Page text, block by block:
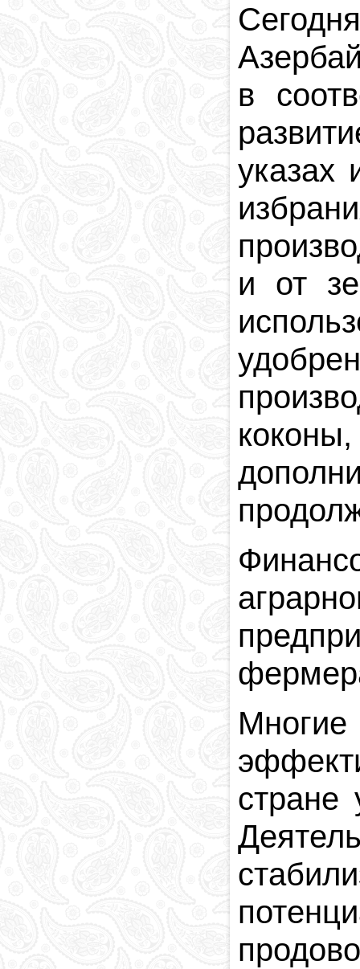
в
указах
и от
стране